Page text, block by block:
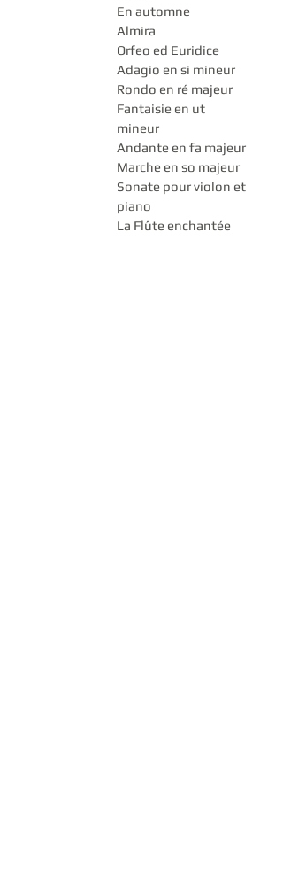
En automne
Almira
Orfeo ed Euridice
Adagio en si mineur
Rondo en ré majeur
Fantaisie en ut
mineur
Andante en fa majeur
Marche en so majeur
Sonate pour violon et
piano
La Flûte enchantée